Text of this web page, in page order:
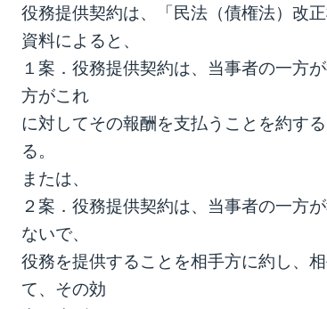
役務提供契約は、「民法（債権法）改
資料によると、
１案．役務提供契約は、当事者の一方
方がこれ
に対してその報酬を支払うことを約す
る。
または、
２案．役務提供契約は、当事者の一方
ないで、
役務を提供することを相手方に約し、
て、その効